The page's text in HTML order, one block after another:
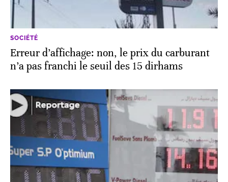
SOCIÉTÉ
​​Erreur d’affichage: non, le prix du carburant
n’a pas franchi le seuil des 15 dirhams